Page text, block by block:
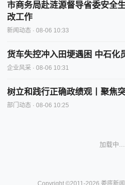
市商务局赴涟源督导省委安全
改工作
新闻动态 · 08-06 10:33
货车失控冲入田埂遇困 中石化
企业风采 · 08-06 10:31
树立和践行正确政绩观丨聚焦
部门动态 · 08-06 10:25
加载中...
Copyright ©2011-2026 娄底新